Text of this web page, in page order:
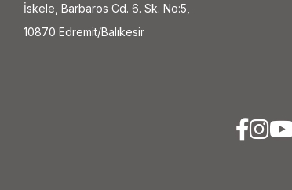
İskele, Barbaros Cd. 6. Sk. No:5,
10870 Edremit/Balıkesir